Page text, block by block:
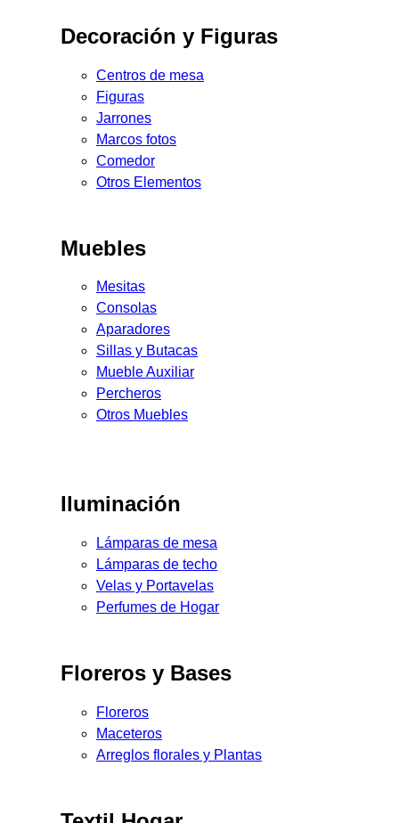
Decoración y Figuras
Centros de mesa
Figuras
Jarrones
Marcos fotos
Comedor
Otros Elementos
Muebles
Mesitas
Consolas
Aparadores
Sillas y Butacas
Mueble Auxiliar
Percheros
Otros Muebles
Iluminación
Lámparas de mesa
Lámparas de techo
Velas y Portavelas
Perfumes de Hogar
Floreros y Bases
Floreros
Maceteros
Arreglos florales y Plantas